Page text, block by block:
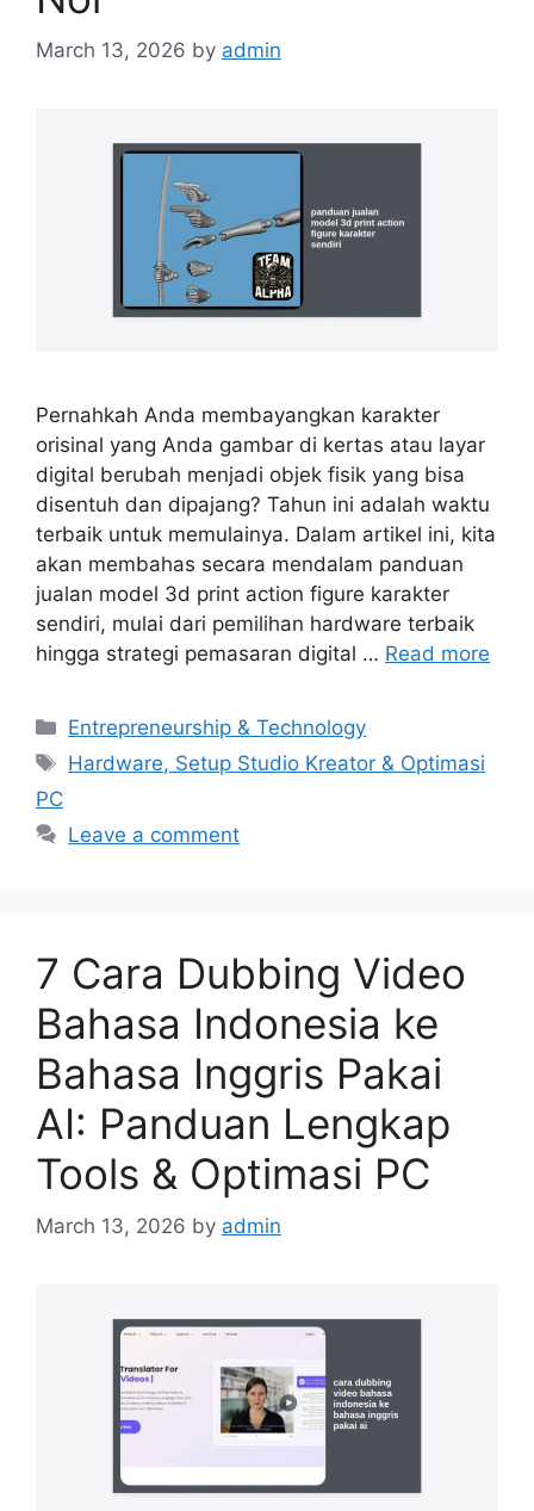
March 13, 2026 by admin
Pernahkah Anda membayangkan karakter
orisinal yang Anda gambar di kertas atau layar
digital berubah menjadi objek fisik yang bisa
disentuh dan dipajang? Tahun ini adalah waktu
terbaik untuk memulainya. Dalam artikel ini, kita
akan membahas secara mendalam panduan
jualan model 3d print action figure karakter
sendiri, mulai dari pemilihan hardware terbaik
hingga strategi pemasaran digital … Read more
Categories
Entrepreneurship & Technology
Tags
Hardware, Setup Studio Kreator & Optimasi
PC
Leave a comment
7 Cara Dubbing Video
Bahasa Indonesia ke
Bahasa Inggris Pakai
AI: Panduan Lengkap
Tools & Optimasi PC
March 13, 2026 by admin